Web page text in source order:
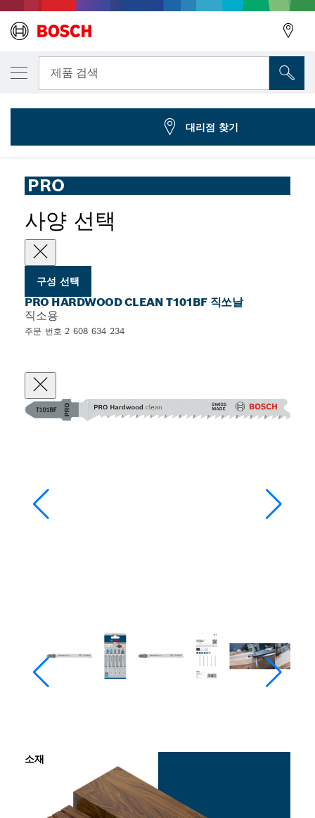
제품 검색
... PRO Hardwood clean T101BF 직쏘날
PRO
사양 선택
구성 선택
PRO HARDWOOD CLEAN T101BF 직쏘날
직소용
주문 번호 2 608 634 234
소재
선택한 변형
PRO Hardwood clean T101BF 직쏘날,
2 608 634 234
대리점 찾기